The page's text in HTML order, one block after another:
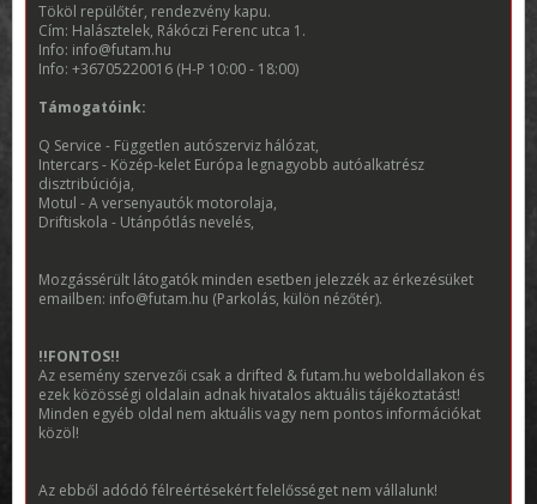
Tököl repülőtér, rendezvény kapu.
Cím: Halásztelek, Rákóczi Ferenc utca 1.
Info: info@futam.hu
Info: +36705220016 (H-P 10:00 - 18:00)
Támogatóink:
Q Service - Független autószerviz hálózat,
Intercars - Közép-kelet Európa legnagyobb autóalkatrész
disztribúciója,
Motul - A versenyautók motorolaja,
Driftiskola - Utánpótlás nevelés,
Mozgássérült látogatók minden esetben jelezzék az érkezésüket
emailben: info@futam.hu (Parkolás, külön nézőtér).
!!FONTOS!!
Az esemény szervezői csak a drifted & futam.hu weboldallakon és
ezek közösségi oldalain adnak hivatalos aktuális tájékoztatást!
Minden egyéb oldal nem aktuális vagy nem pontos információkat
közöl!
Az ebből adódó félreértésekért felelősséget nem vállalunk!